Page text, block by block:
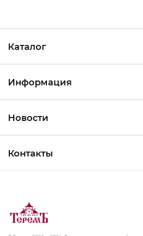
Каталог
Информация
Новости
Контакты